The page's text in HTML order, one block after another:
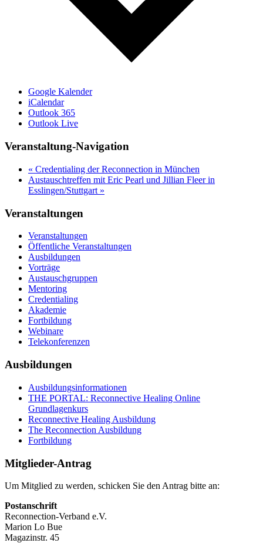
Google Kalender
iCalendar
Outlook 365
Outlook Live
Veranstaltung-Navigation
« Credentialing der Reconnection in München
Austauschtreffen mit Eric Pearl und Jillian Fleer in
Esslingen/Stuttgart »
Veranstaltungen
Veranstaltungen
Öffentliche Veranstaltungen
Ausbildungen
Vorträge
Austauschgruppen
Mentoring
Credentialing
Akademie
Fortbildung
Webinare
Telekonferenzen
Ausbildungen
Ausbildungsinformationen
THE PORTAL: Reconnective Healing Online
Grundlagenkurs
Reconnective Healing Ausbildung
The Reconnection Ausbildung
Fortbildung
Mitglieder-Antrag
Um Mitglied zu werden, schicken Sie den Antrag bitte an:
Postanschrift
Reconnection-Verband e.V.
Marion Lo Bue
Magazinstr. 45